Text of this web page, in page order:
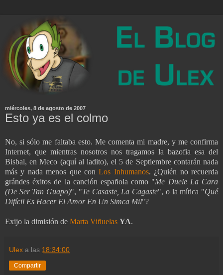
miércoles, 8 de agosto de 2007
Esto ya es el colmo
No, si sólo me faltaba esto. Me comenta mi madre, y me confirma
Internet, que mientras nosotros nos tragamos la bazofia esa del
Bisbal, en Meco (aquí al ladito), el 5 de Septiembre contarán nada
más y nada menos que conLos Inhumanos. ¿Quién no recuerda
grándes éxitos de la canción española como "Me Duele La Cara
(De Ser Tan Guapo)", "Te Casaste, La Cagaste", o la mítica "Qué
Difícil Es Hacer El Amor En Un Simca Mil"?
Exijo la dimisión de Marta Viñuelas YA.
Ulex a las 18:34:00
Compartir